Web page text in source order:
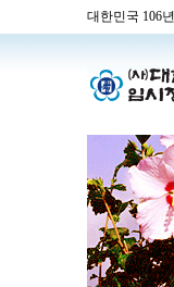
대한민국 106년